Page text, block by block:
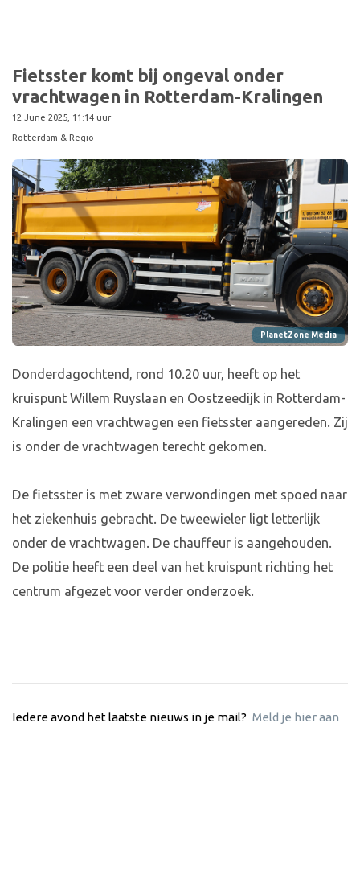
Fietsster komt bij ongeval onder
vrachtwagen in Rotterdam-Kralingen
12 June 2025, 11:14 uur
Rotterdam & Regio
PlanetZone Media
Donderdagochtend, rond 10.20 uur, heeft op het
kruispunt Willem Ruyslaan en Oostzeedijk in Rotterdam-
Kralingen een vrachtwagen een fietsster aangereden. Zij
is onder de vrachtwagen terecht gekomen.
De fietsster is met zware verwondingen met spoed naar
het ziekenhuis gebracht. De tweewieler ligt letterlijk
onder de vrachtwagen. De chauffeur is aangehouden.
De politie heeft een deel van het kruispunt richting het
centrum afgezet voor verder onderzoek.
Iedere avond het laatste nieuws in je mail? Meld je hier aan